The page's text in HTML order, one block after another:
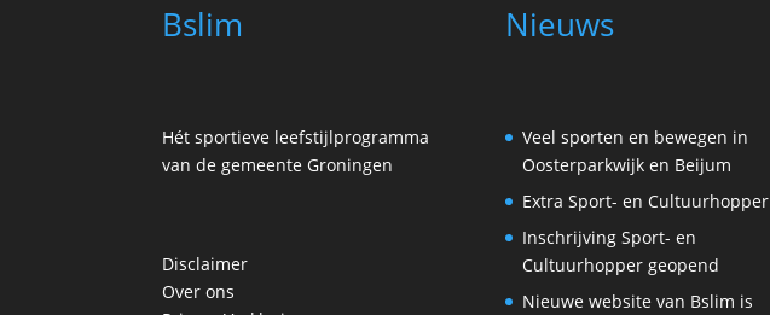
Bslim
Hét sportieve leefstijlprogramma
van de gemeente Groningen
Disclaimer
Over ons
Nieuws
Veel sporten en bewegen in
Oosterparkwijk en Beijum
Extra Sport- en Cultuurhopper
Inschrijving Sport- en
Cultuurhopper geopend
Nieuwe website van Bslim is